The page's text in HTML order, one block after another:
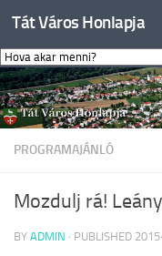
Skip to content
Tát Város Honlapja
PROGRAMAJÁNLÓ
Mozdulj rá!
BY ADMIN · PUBLISHED